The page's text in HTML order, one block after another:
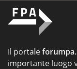
Il portale
importante luogo